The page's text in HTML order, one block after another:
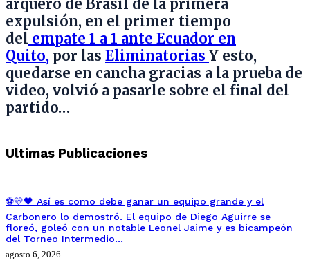
arquero de Brasil de la primera
expulsión, en el primer tiempo
del empate 1 a 1 ante Ecuador en
Quito, por las Eliminatorias Y esto,
quedarse en cancha gracias a la prueba de
video, volvió a pasarle sobre el final del
partido…
Ultimas Publicaciones
⚽💛🖤 Así es como debe ganar un equipo grande y el
Carbonero lo demostró. El equipo de Diego Aguirre se
floreó, goleó con un notable Leonel Jaime y es bicampeón
del Torneo Intermedio…
agosto 6, 2026